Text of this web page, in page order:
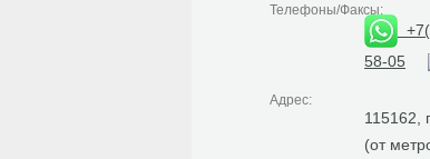
Телефоны/Факсы:
58-05
Адрес:
115162,
(от